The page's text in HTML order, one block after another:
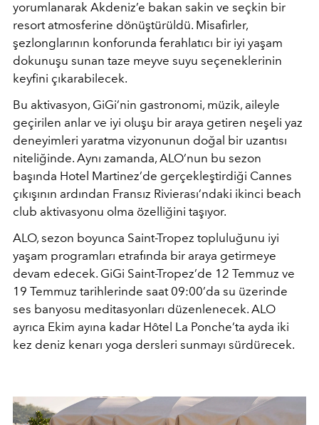
yorumlanarak Akdeniz’e bakan sakin ve seçkin bir
resort atmosferine dönüştürüldü. Misafirler,
şezlonglarının konforunda ferahlatıcı bir iyi yaşam
dokunuşu sunan taze meyve suyu seçeneklerinin
keyfini çıkarabilecek.
Bu aktivasyon, GiGi’nin gastronomi, müzik, aileyle
geçirilen anlar ve iyi oluşu bir araya getiren neşeli yaz
deneyimleri yaratma vizyonunun doğal bir uzantısı
niteliğinde. Aynı zamanda, ALO’nun bu sezon
başında Hotel Martinez’de gerçekleştirdiği Cannes
çıkışının ardından Fransız Rivierası’ndaki ikinci beach
club aktivasyonu olma özelliğini taşıyor.
ALO, sezon boyunca Saint-Tropez topluluğunu iyi
yaşam programları etrafında bir araya getirmeye
devam edecek. GiGi Saint-Tropez’de 12 Temmuz ve
19 Temmuz tarihlerinde saat 09:00’da su üzerinde
ses banyosu meditasyonları düzenlenecek. ALO
ayrıca Ekim ayına kadar Hôtel La Ponche’ta ayda iki
kez deniz kenarı yoga dersleri sunmayı sürdürecek.